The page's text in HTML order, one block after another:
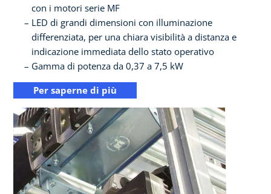
con i motori serie MF
LED di grandi dimensioni con illuminazione
differenziata, per una chiara visibilità a distanza e
indicazione immediata dello stato operativo
Gamma di potenza da 0,37 a 7,5 kW
Per saperne di più